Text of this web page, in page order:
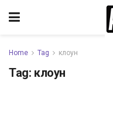
Home Tag клоун
Tag: клоун